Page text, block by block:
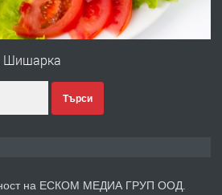
Магазин/Офис под наем в кв.
градина!
Шишарка
Търси
на ЕСКОМ МЕДИА ГРУП ООД.